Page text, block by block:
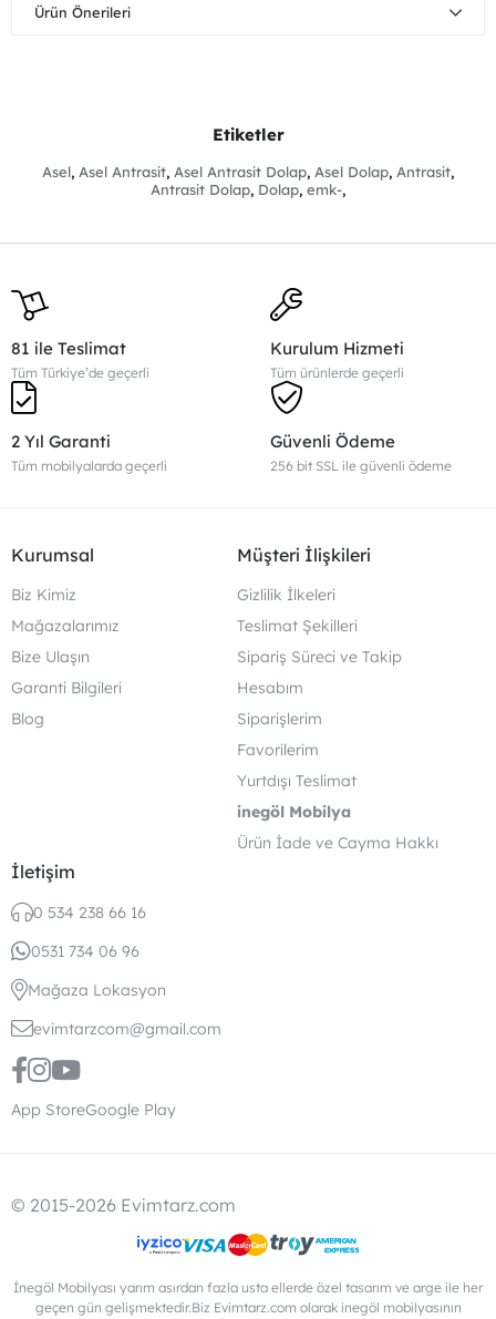
Fonksiyonu
Ürün Önerileri
Etiketler
Asel, Asel Antrasit, Asel Antrasit Dolap, Asel Dolap, Antrasit,
Antrasit Dolap, Dolap, emk-,
81 ile Teslimat
Tüm Türkiye’de geçerli
Kurulum Hizmeti
Tüm ürünlerde geçerli
2 Yıl Garanti
Tüm mobilyalarda geçerli
Güvenli Ödeme
256 bit SSL ile güvenli ödeme
Kurumsal
Biz Kimiz
Mağazalarımız
Bize Ulaşın
Garanti Bilgileri
Blog
Müşteri İlişkileri
Gizlilik İlkeleri
Teslimat Şekilleri
Sipariş Süreci ve Takip
Hesabım
Siparişlerim
Favorilerim
Yurtdışı Teslimat
inegöl Mobilya
Ürün İade ve Cayma Hakkı
İletişim
0 534 238 66 16
0531 734 06 96
Mağaza Lokasyon
evimtarzcom@gmail.com
App StoreGoogle Play
© 2015-2026 Evimtarz.com
İnegöl Mobilyası yarım asırdan fazla usta ellerde özel tasarım ve arge ile her
geçen gün gelişmektedir.Biz Evimtarz.com olarak inegöl mobilyasının